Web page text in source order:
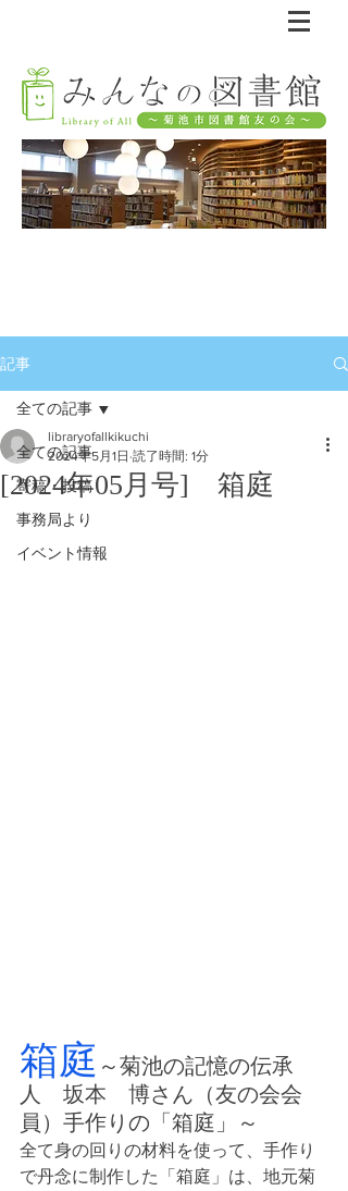
記事
全ての記事
寄稿・投稿
事務局より
イベント情報
全ての記事
[2024年05月号] 箱庭
libraryofallkikuchi
2024年5月1日 読了時間: 1分
箱庭 ～菊池の記憶の伝承
人　坂本　博さん（友の会会
員）手作りの「箱庭」～
全て身の回りの材料を使って、手作り
で丹念に制作した「箱庭」は、地元菊